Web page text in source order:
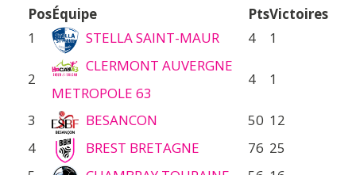
PosÉquipe PtsVictoires
1
STELLA SAINT-MAUR 4 1
2
CLERMONT AUVERGNE
METROPOLE 63
4 1
3 BESANCON 50 12
4
BREST BRETAGNE 76 25